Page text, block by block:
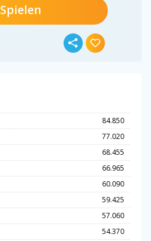
Spielen
84.850
77.020
68.455
66.965
60.090
59.425
57.060
54.370